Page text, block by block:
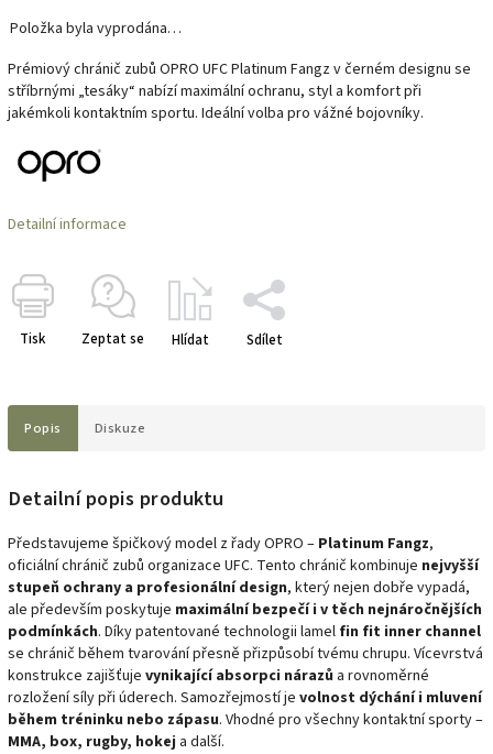
Položka byla vyprodána…
Prémiový chránič zubů OPRO UFC Platinum Fangz v černém designu se
stříbrnými „tesáky“ nabízí maximální ochranu, styl a komfort při
jakémkoli kontaktním sportu. Ideální volba pro vážné bojovníky.
Detailní informace
Tisk Zeptat se Hlídat Sdílet
Popis Diskuze
Detailní popis produktu
Představujeme špičkový model z řady OPRO – Platinum Fangz,
oficiální chránič zubů organizace UFC. Tento chránič kombinuje nejvyšší
stupeň ochrany a profesionální design, který nejen dobře vypadá,
ale především poskytuje maximální bezpečí i v těch nejnáročnějších
podmínkách. Díky patentované technologii lamel fin fit inner channel
se chránič během tvarování přesně přizpůsobí tvému chrupu. Vícevrstvá
konstrukce zajišťuje vynikající absorpci nárazů a rovnoměrné
rozložení síly při úderech. Samozřejmostí je volnost dýchání i mluvení
během tréninku nebo zápasu. Vhodné pro všechny kontaktní sporty –
MMA, box, rugby, hokej a další.